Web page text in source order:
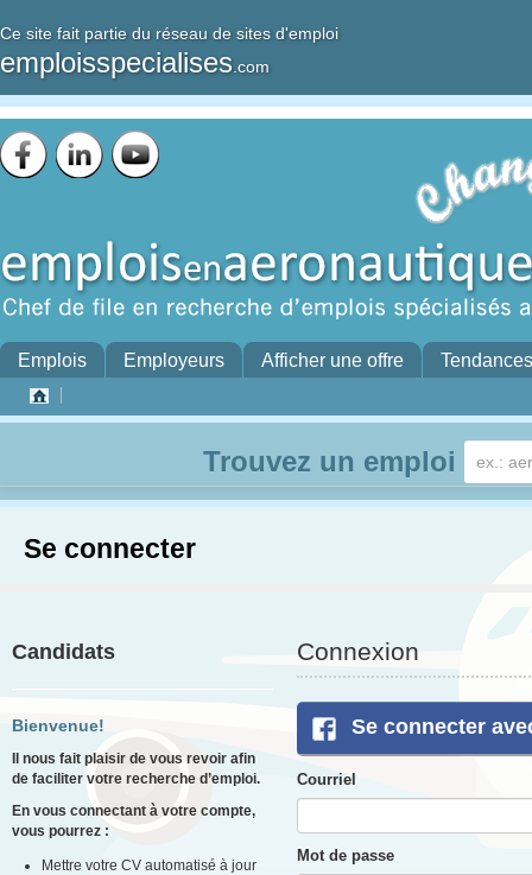
Ce site fait partie du réseau de sites d'emploi
emploisspecialises .com
Emplois Employeurs Afficher une offre Tendances
Trouvez un emploi
Se connecter
Candidats
Bienvenue!
Il nous fait plaisir de vous revoir afin
de faciliter votre recherche d’emploi.
En vous connectant à votre compte,
vous pourrez :
Mettre votre CV automatisé à jour
Connexion
Se connecter
Courriel
Mot de passe